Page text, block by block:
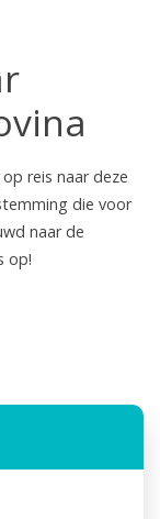
reis naar deze
die voor
naar de
op!